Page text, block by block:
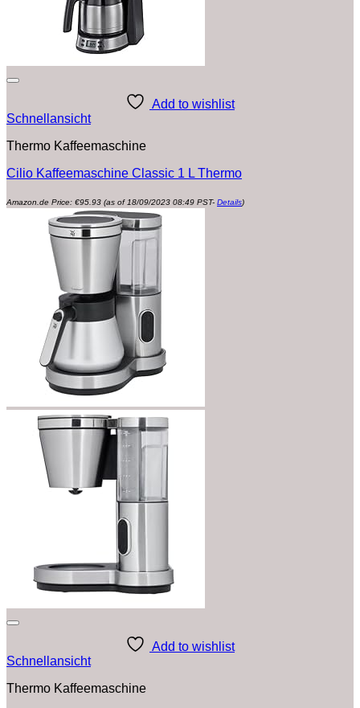
Add to wishlist
Schnellansicht
Thermo Kaffeemaschine
Cilio Kaffeemaschine Classic 1 L Thermo
Amazon.de Price: €95.93 (as of 18/09/2023 08:49 PST- Details)
Add to wishlist
Schnellansicht
Thermo Kaffeemaschine